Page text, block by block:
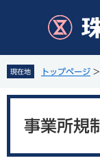
先
頭
で
を
飛
ば
現在地 トップページ >
事業所規